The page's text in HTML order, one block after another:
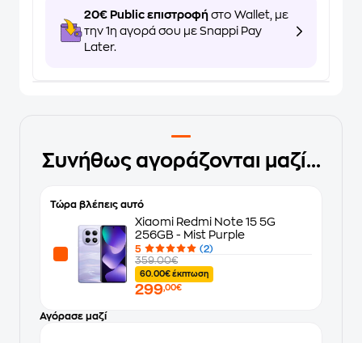
20€ Public επιστροφή στο Wallet, με
την 1η αγορά σου με Snappi Pay
Later.
Συνήθως αγοράζονται μαζί...
Τώρα βλέπεις αυτό
Xiaomi Redmi Note 15 5G
256GB - Mist Purple
5
(2)
359.00€
60.00€ έκπτωση
299,00€
Αγόρασε μαζί